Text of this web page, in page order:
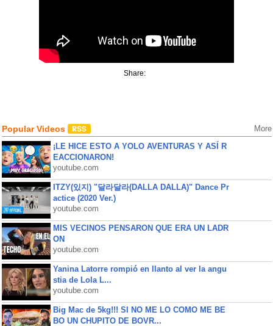
Share:
Popular Videos More
¡LE HICE ESTO A YOLO AVENTURAS Y ASÍ R
EACCIONARON!
youtube.com
ITZY(있지) "달라달라(DALLA DALLA)" Dance Pr
actice (2020 Ver.)
youtube.com
MIS VECINOS PENSARON QUE ERA UN LADR
ON
youtube.com
Yanina Latorre rompió en llanto al ver la angu
stia de Lola L...
youtube.com
Big Mac de 5kg!!! SI NO ME LO COMO ME BE
BO UN CHUPITO DE BOVR...